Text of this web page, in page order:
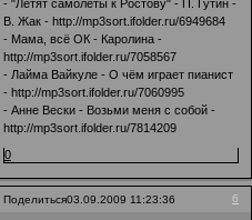
- "Летят самолеты к Ростову" - П. Гутин -
В. Жак -http://mp3sort.ifolder.ru/6949684
- Мама, всё ОК - Каролина -
http://mp3sort.ifolder.ru/7058567
- Лайма Вайкуле - О чём играет пианист
-http://mp3sort.ifolder.ru/7060995
- Анне Вески - Возьми меня с собой -
http://mp3sort.ifolder.ru/7814209
0
Поделиться 6
03.09.2009 11:23:36